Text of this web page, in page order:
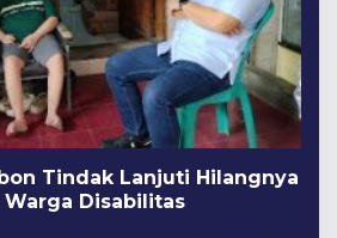
Tindak Lanjuti Hilangnya
Disabilitas